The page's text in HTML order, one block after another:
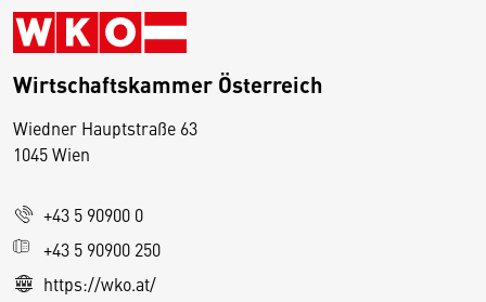
Wirtschaftskammer Österreich
Wiedner Hauptstraße 63
1045 Wien
+43 5 90900 0
+43 5 90900 250
https://wko.at/
D
s
e
S